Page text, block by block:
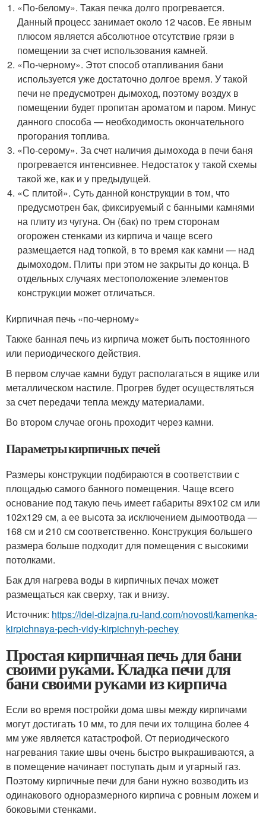
«По-белому». Такая печка долго прогревается.
Данный процесс занимает около 12 часов. Ее явным
плюсом является абсолютное отсутствие грязи в
помещении за счет использования камней.
«По-черному». Этот способ отапливания бани
используется уже достаточно долгое время. У такой
печи не предусмотрен дымоход, поэтому воздух в
помещении будет пропитан ароматом и паром. Минус
данного способа — необходимость окончательного
прогорания топлива.
«По-серому». За счет наличия дымохода в печи баня
прогревается интенсивнее. Недостаток у такой схемы
такой же, как и у предыдущей.
«С плитой». Суть данной конструкции в том, что
предусмотрен бак, фиксируемый с банными камнями
на плиту из чугуна. Он (бак) по трем сторонам
огорожен стенками из кирпича и чаще всего
размещается над топкой, в то время как камни — над
дымоходом. Плиты при этом не закрыты до конца. В
отдельных случаях местоположение элементов
конструкции может отличаться.
Кирпичная печь «по-черному»
Также банная печь из кирпича может быть постоянного
или периодического действия.
В первом случае камни будут располагаться в ящике или
металлическом настиле. Прогрев будет осуществляться
за счет передачи тепла между материалами.
Во втором случае огонь проходит через камни.
Параметры кирпичных печей
Размеры конструкции подбираются в соответствии с
площадью самого банного помещения. Чаще всего
основание под такую печь имеет габариты 89х102 см или
102х129 см, а ее высота за исключением дымоотвода —
168 см и 210 см соответственно. Конструкция большего
размера больше подходит для помещения с высокими
потолками.
Бак для нагрева воды в кирпичных печах может
размещаться как сверху, так и внизу.
Источник: https://idei-dizajna.ru-land.com/novosti/kamenka-
kirpichnaya-pech-vidy-kirpichnyh-pechey
Простая кирпичная печь для бани
своими руками. Кладка печи для
бани своими руками из кирпича
Если во время постройки дома швы между кирпичами
могут достигать 10 мм, то для печи их толщина более 4
мм уже является катастрофой. От периодического
нагревания такие швы очень быстро выкрашиваются, а
в помещение начинает поступать дым и угарный газ.
Поэтому кирпичные печи для бани нужно возводить из
одинакового одноразмерного кирпича с ровным ложем и
боковыми стенками.